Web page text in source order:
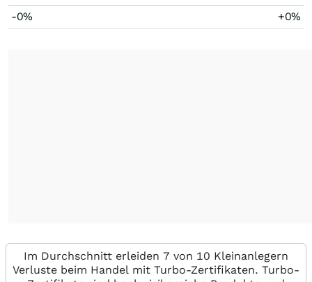
-0% +0%
Im Durchschnitt erleiden 7 von 10 Kleinanlegern
Verluste beim Handel mit Turbo-Zertifikaten. Turbo-